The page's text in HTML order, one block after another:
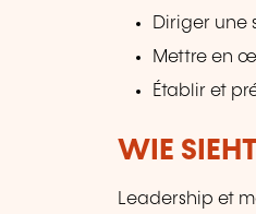
Diriger une
Mettre en
Établir et
WIE
Leadership et